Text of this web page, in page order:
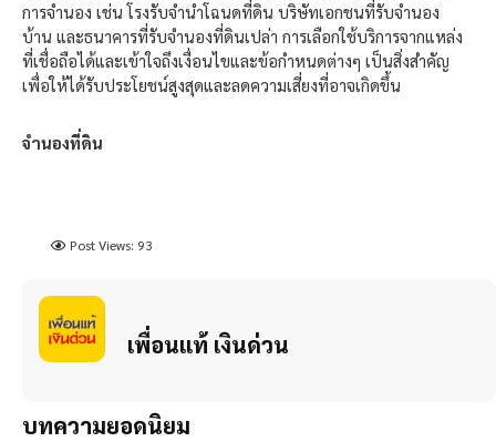
การจำนอง เช่น โรงรับจำนำโฉนดที่ดิน บริษัทเอกชนที่รับจำนอง
บ้าน และธนาคารที่รับจำนองที่ดินเปล่า การเลือกใช้บริการจากแหล่ง
ที่เชื่อถือได้และเข้าใจถึงเงื่อนไขและข้อกำหนดต่างๆ เป็นสิ่งสำคัญ
เพื่อให้ได้รับประโยชน์สูงสุดและลดความเสี่ยงที่อาจเกิดขึ้น
จำนองที่ดิน
Post Views: 93
เพื่อนแท้ เงินด่วน
บทความยอดนิยม